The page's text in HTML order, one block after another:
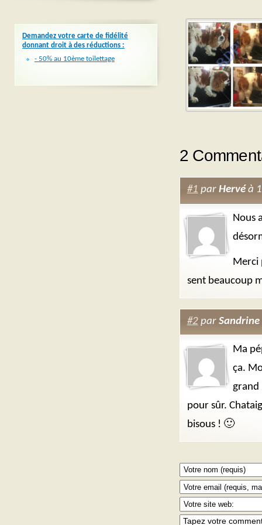
2
#1 par Hervéà
Nous
Merci
sent beaucoup
#2par Sandrine
Ma
ça.
grand
pour sûr.
bisous ! 🙂
Demandez votre carte de fidélité
donnant droit à des réductions :
- 50% au 10ème toilettage